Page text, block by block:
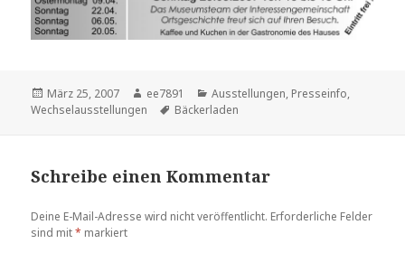
Veröffentlicht
am
März 25, 2007 Autor
ee7891 Kategorien
Ausstellungen, Presseinfo,
Wechselausstellungen
Schlagwörter
Bäckerladen
Schreibe einen Kommentar
Deine E-Mail-Adresse wird nicht veröffentlicht. Erforderliche Felder
sind mit* markiert